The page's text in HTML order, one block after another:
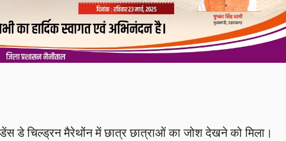
डे चिल्ड्रन मैरेथोंन में छात्र छात्राओं का जोश देखने को मिला।